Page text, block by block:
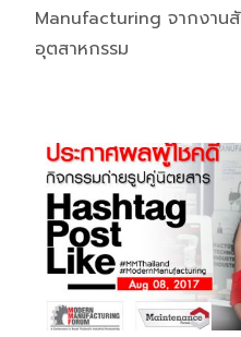
Manufacturing จากงาน
อุตสาหกรรม